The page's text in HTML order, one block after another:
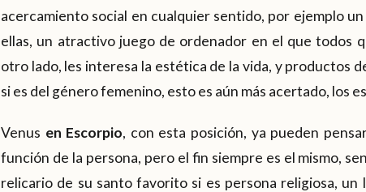
acercamiento social en cualquier sentido, por ejemplo
ellas, un atractivo juego de ordenador en el que todos
otro lado, les interesa la estética de la vida, y productos
si es del género femenino, esto es aún más acertado, los
Venus en Escorpio, con esta posición, ya pueden
función de la persona, pero el fin siempre es el mismo,
relicario de su santo favorito si es persona religiosa,